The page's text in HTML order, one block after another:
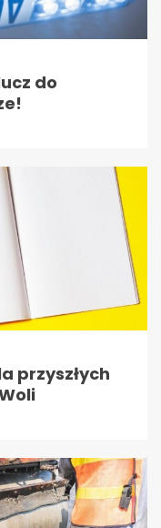
do
przyszłych